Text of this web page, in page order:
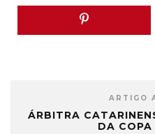
ARTIGO
ÁRBITRA
DA